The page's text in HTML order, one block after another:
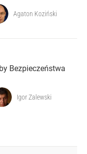
Agaton Koziński
Bezpieczeństwa
Igor Zalewski